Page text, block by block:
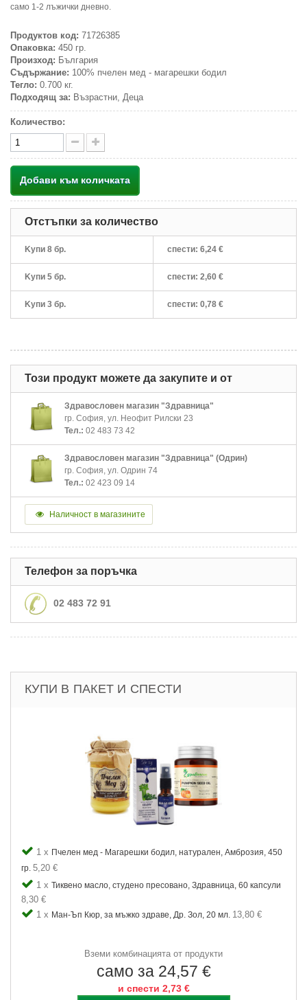
само 1-2 лъжички дневно.
Продуктов код: 71726385
Опаковка: 450 гр.
Произход: България
Съдържание: 100% пчелен мед - магарешки бодил
Тегло: 0.700 кг.
Подходящ за: Възрастни, Деца
Количество:
Добави към количката
Отстъпки за количество
Kупи 8 бр. спести: 6,24 €
Kупи 5 бр. спести: 2,60 €
Kупи 3 бр. спести: 0,78 €
Този продукт можете да закупите и от
Здравословен магазин "Здравница"
гр. София, ул. Неофит Рилски 23
Тел.: 02 483 73 42
Здравословен магазин "Здравница" (Одрин)
гр. София, ул. Одрин 74
Тел.: 02 423 09 14
Наличност в магазините
Телефон за поръчка
02 483 72 91
КУПИ В ПАКЕТ И СПЕСТИ
1 x Пчелен мед - Магарешки бодил, натурален, Амброзия, 450
гр. 5,20 €
1 x Тиквено масло, студено пресовано, Здравница, 60 капсули
8,30 €
1 x Ман-Ъп Кюр, за мъжко здраве, Др. Зол, 20 мл. 13,80 €
Вземи комбинацията от продукти
само за 24,57 €
и спести 2,73 €